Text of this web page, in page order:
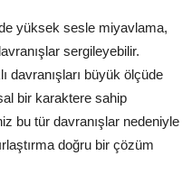
yüksek sesle miyavlama,
sergileyebilir.
davranışları büyük ölçüde
bir karaktere sahip
bu tür davranışlar nedeniyle
doğru bir çözüm